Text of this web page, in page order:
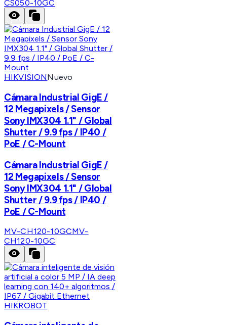
CS050-10GC
HIKVISIONNuevo
Cámara Industrial GigE /
12 Megapixels / Sensor
Sony IMX304 1.1" / Global
Shutter / 9.9 fps / IP40 /
PoE / C-Mount
Cámara Industrial GigE /
12 Megapixels / Sensor
Sony IMX304 1.1" / Global
Shutter / 9.9 fps / IP40 /
PoE / C-Mount
MV-CH120-10GCMV-
CH120-10GC
HIKROBOT